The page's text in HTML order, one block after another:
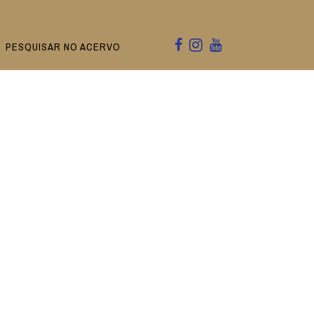
PESQUISAR NO ACERVO